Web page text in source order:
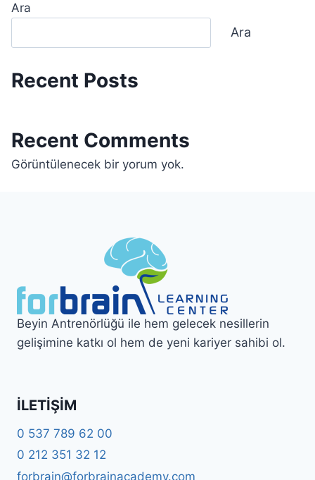
Ara
Ara
Recent Posts
Recent Comments
Görüntülenecek bir yorum yok.
Beyin Antrenörlüğü ile hem gelecek nesillerin
gelişimine katkı ol hem de yeni kariyer sahibi ol.
İLETIŞIM
0 537 789 62 00
0 212 351 32 12
forbrain@forbrainacademy.com